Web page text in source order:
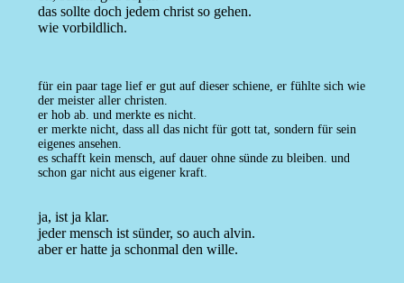
das sollte doch jedem christ so gehen.
wie vorbildlich.
für ein paar tage lief er gut auf dieser schiene, er fühlte sich wie
der meister aller christen.
er hob ab. und merkte es nicht.
er merkte nicht, dass all das nicht für gott tat, sondern für sein
eigenes ansehen.
es schafft kein mensch, auf dauer ohne sünde zu bleiben. und
schon gar nicht aus eigener kraft.
ja, ist ja klar.
jeder mensch ist sünder, so auch alvin.
aber er hatte ja schonmal den wille.